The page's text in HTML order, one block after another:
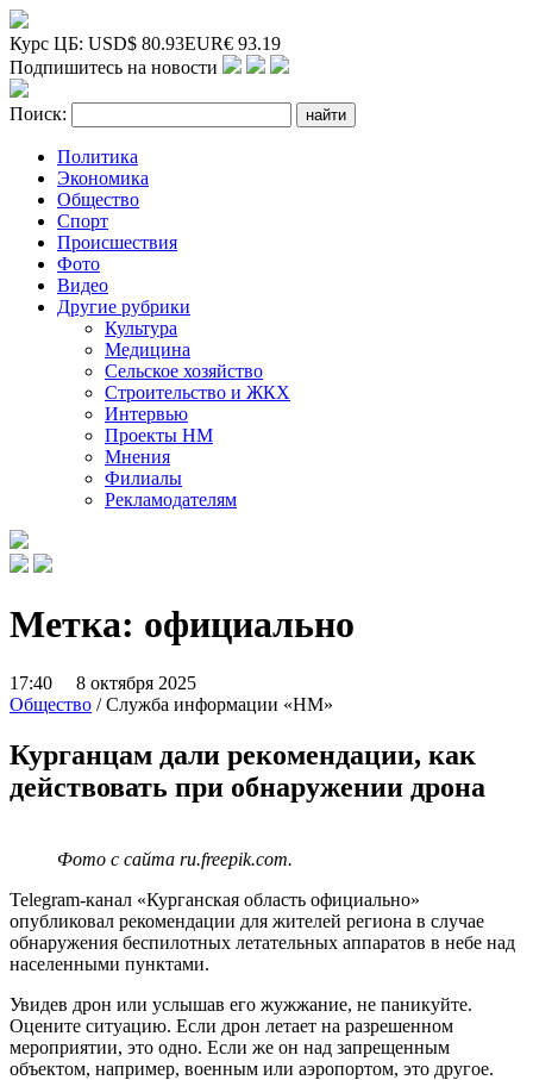
Курс ЦБ: USD$ 80.93EUR€ 93.19
Подпишитесь на новости
Поиск:
Политика
Экономика
Общество
Спорт
Происшествия
Фото
Видео
Другие рубрики
Культура
Медицина
Сельское хозяйство
Строительство и ЖКХ
Интервью
Проекты НМ
Мнения
Филиалы
Рекламодателям
Метка: официально
17:40 8 октября 2025
Общество / Служба информации «НМ»
Курганцам дали рекомендации, как
действовать при обнаружении дрона
Фото с сайта ru.freepik.com.
Telegram-канал «Курганская область официально»
опубликовал рекомендации для жителей региона в случае
обнаружения беспилотных летательных аппаратов в небе над
населенными пунктами.
Увидев дрон или услышав его жужжание, не паникуйте.
Оцените ситуацию. Если дрон летает на разрешенном
мероприятии, это одно. Если же он над запрещенным
объектом, например, военным или аэропортом, это другое.